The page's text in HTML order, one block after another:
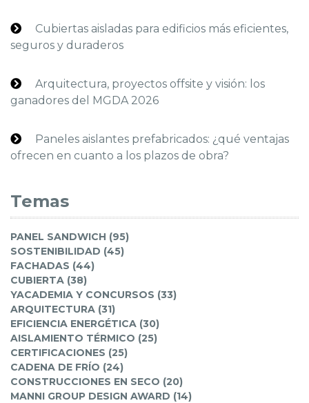
Cubiertas aisladas para edificios más eficientes,
seguros y duraderos
Arquitectura, proyectos offsite y visión: los
ganadores del MGDA 2026
Paneles aislantes prefabricados: ¿qué ventajas
ofrecen en cuanto a los plazos de obra?
Temas
PANEL SANDWICH (95)
SOSTENIBILIDAD (45)
FACHADAS (44)
CUBIERTA (38)
YACADEMIA Y CONCURSOS (33)
ARQUITECTURA (31)
EFICIENCIA ENERGÉTICA (30)
AISLAMIENTO TÉRMICO (25)
CERTIFICACIONES (25)
CADENA DE FRÍO (24)
CONSTRUCCIONES EN SECO (20)
MANNI GROUP DESIGN AWARD (14)